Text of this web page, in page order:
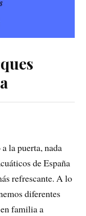
la puerta, nada
de España
refrescante. A lo
diferentes
familia a